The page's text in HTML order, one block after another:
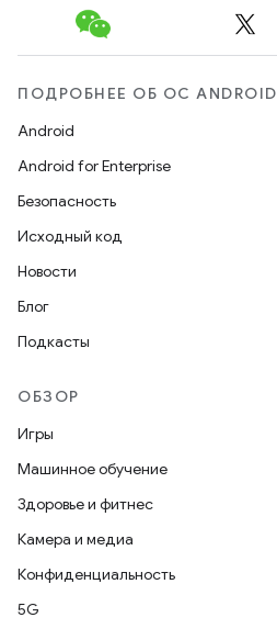
ПОДРОБНЕЕ ОБ ОС ANDROID
Android
Android for Enterprise
Безопасность
Исходный код
Новости
Блог
Подкасты
ОБЗОР
Игры
Машинное обучение
Здоровье и фитнес
Камера и медиа
Конфиденциальность
5G